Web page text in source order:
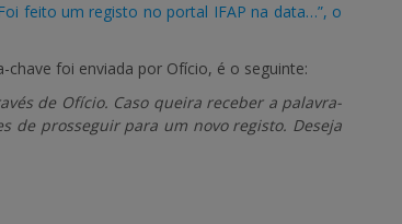
feito um registo no portal IFAP na data…”, o
foi enviada por Ofício, é o seguinte:
de Ofício. Caso queira receber a palavra-
de prosseguir para um novo registo. Deseja